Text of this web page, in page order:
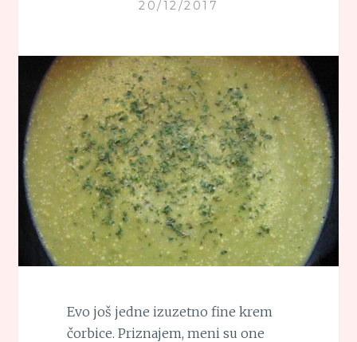
20/12/2017
Evo još jedne izuzetno fine krem
čorbice. Priznajem, meni su one